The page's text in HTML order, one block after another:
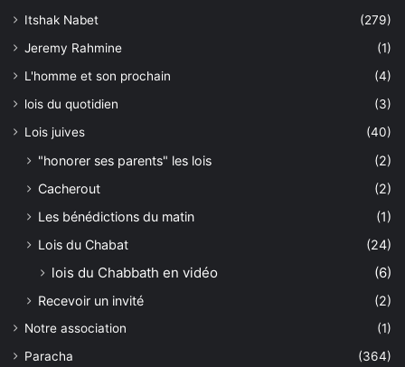
Itshak Nabet
(279)
Jeremy Rahmine
(1)
L'homme et son prochain
(4)
lois du quotidien
(3)
Lois juives
(40)
"honorer ses parents" les lois
(2)
Cacherout
(2)
Les bénédictions du matin
(1)
Lois du Chabat
(24)
lois du Chabbath en vidéo (6)
Recevoir un invité (2)
Notre association
(1)
Paracha
(364)